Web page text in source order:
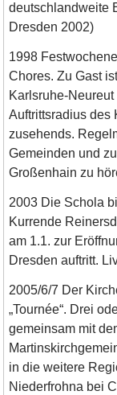
deutschlandweite
Dresden 2002)
1998
Chores. Zu Gast
Karlsruhe-
Auftrittsradius des
zusehends.
Gemeinden und
Großenhain zu
2003 Die Schola
Kurrende
am 1.1. zur
Dresden auftritt.
2005/6/7 Der
„Tournée“. Drei
gemeinsam mit
in die weitere
Niederfrohna bei